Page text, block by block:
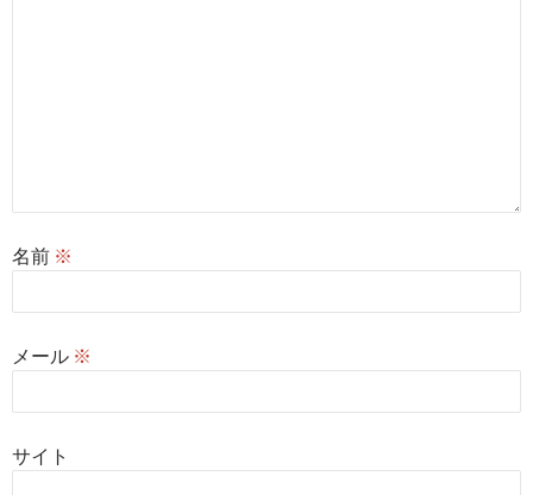
名前 ※
メール ※
サイト